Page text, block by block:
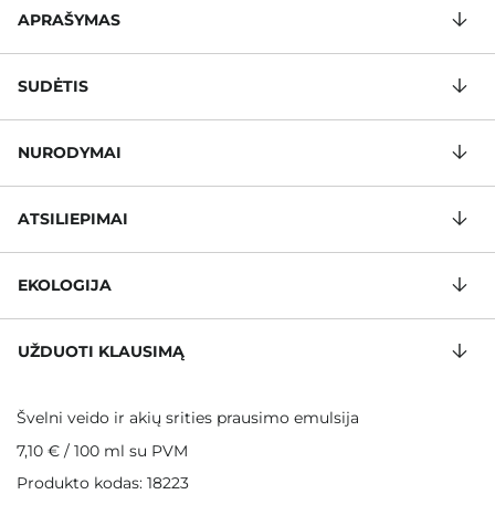
APRAŠYMAS
SUDĖTIS
NURODYMAI
ATSILIEPIMAI
EKOLOGIJA
UŽDUOTI KLAUSIMĄ
Švelni veido ir akių srities prausimo emulsija
7,10 € / 100 ml su PVM
Produkto kodas: 18223